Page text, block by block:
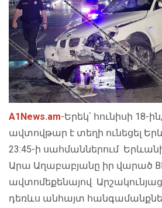
A1News.am-Երեկ՝ հունիսի 18-
ավտովթար է տեղի ունեցել
23:45-ի սահմաններում
Արա Աղաբաբյանը իր վարած
ավտոմեքենայով
դեռևս անհայտ